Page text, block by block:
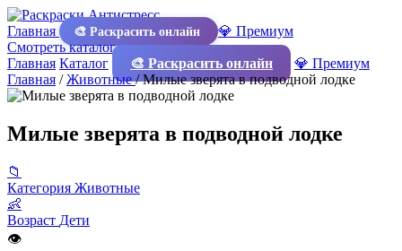
Главная 🎨 Раскрасить онлайн
💎 Премиум
Смотреть каталог
Главная Каталог 🎨 Раскрасить онлайн
💎 Премиум
Главная /Животные/Милые зверята в подводной лодке
Милые зверята в подводной лодке
📁
Категория Животные
👶
Возраст Дети
👁